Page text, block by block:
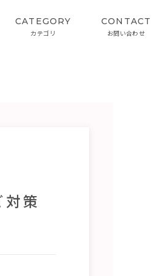
CATEGORY
カテゴリ
CONTACT
お問い合わせ
策